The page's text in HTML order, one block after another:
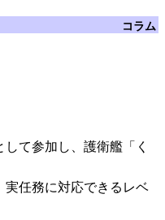
コラム
て参加し、護衛艦「く
任務に対応できるレベ